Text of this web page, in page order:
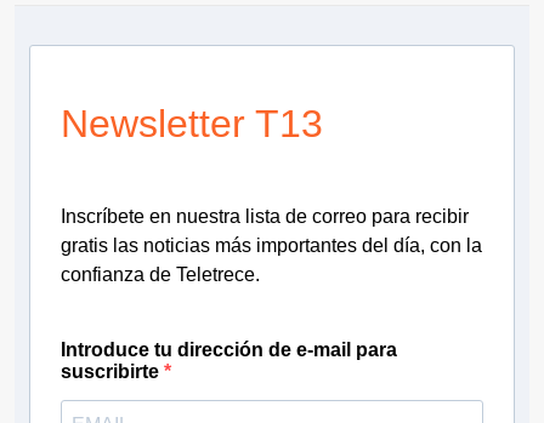
Newsletter T13
Inscríbete en nuestra lista de correo para recibir
gratis las noticias más importantes del día, con la
confianza de Teletrece.
Introduce tu dirección de e-mail para
suscribirte